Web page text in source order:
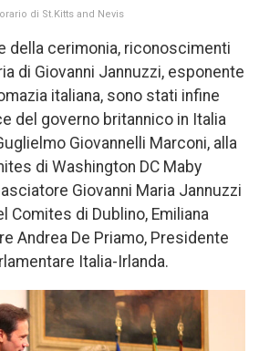
di St.Kitts and Nevis
della cerimonia, riconoscimenti
di Giovanni Jannuzzi, esponente
italiana, sono stati infine
del governo britannico in Italia
Giovannelli Marconi, alla
di Washington DC Maby
Giovanni Maria Jannuzzi
Comites di Dublino, Emiliana
Andrea De Priamo, Presidente
Italia-Irlanda.